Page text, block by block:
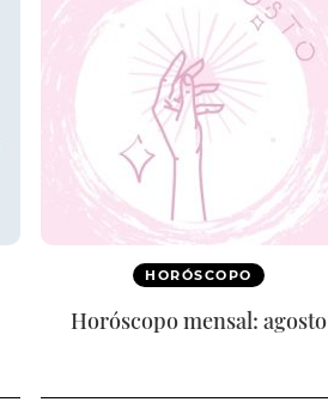
HORÓSCOPO
Horóscopo mensal: agosto